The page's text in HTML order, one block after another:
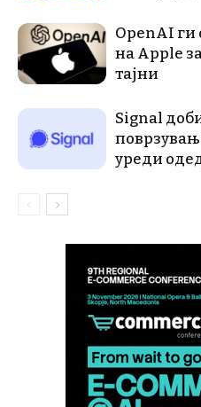
OpenAI ги
на Apple
тајни
Signal
уреди